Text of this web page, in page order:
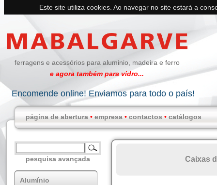
Este site utiliza cookies. Ao navegar no site estará a
ferragens e acessórios para aluminio, madeira e ferro
e agora também para vidro...
Encomende online! Enviamos para todo o país!
página de abertura • empresa • contactos • catálogos
pesquisa avançada
Alumínio
Caixas